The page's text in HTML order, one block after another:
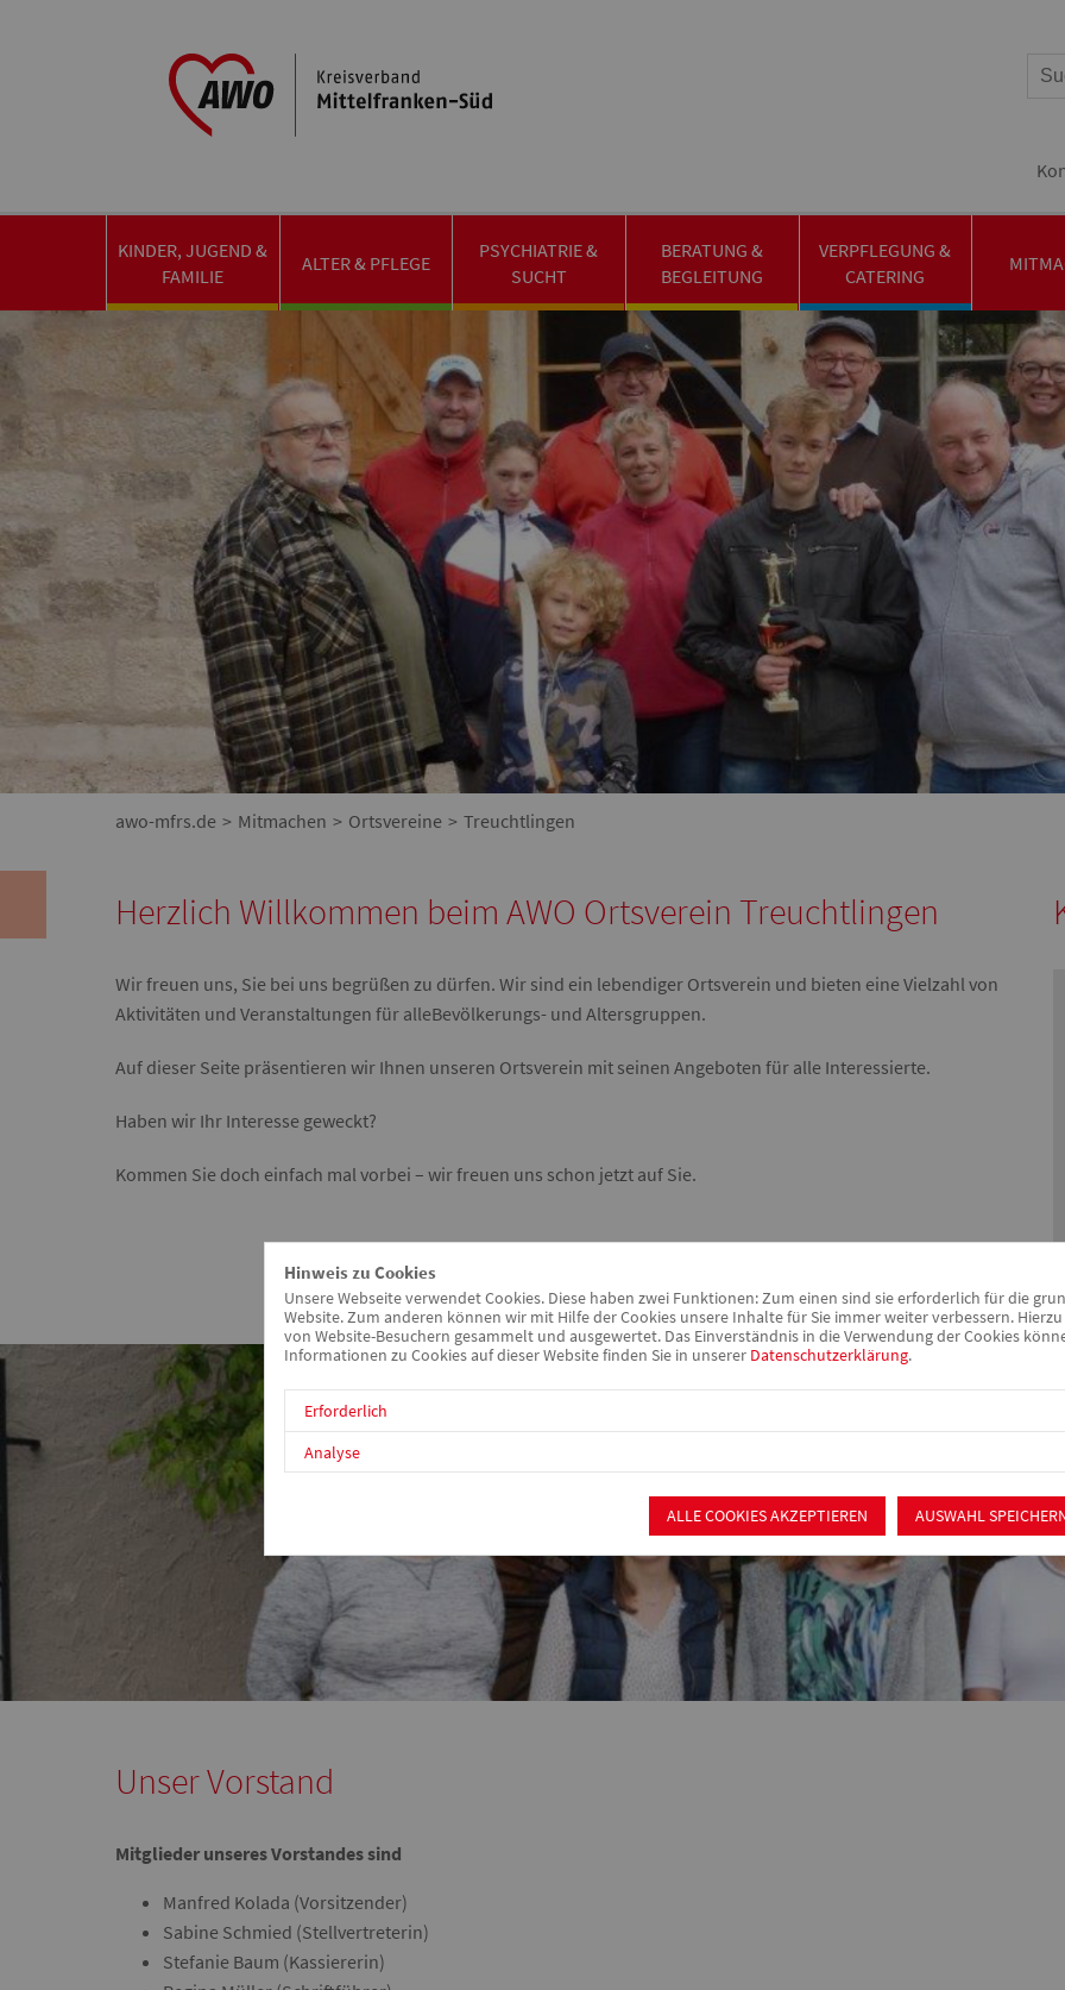
KINDER, JUGEND &
FAMILIE
ALTER & PFLEGE
PSYCHIATRIE &
SUCHT
BERATUNG &
BEGLEITUNG
VERPFLEGUNG &
CATERING
awo-mfrs.de Mitmachen Ortsvereine Treuchtlingen
Herzlich Willkommen beim AWO Ortsverein Treuchtlingen
Wir freuen uns, Sie bei uns begrüßen zu dürfen. Wir sind ein lebendiger Ortsverein und bieten eine Vielzahl von
Aktivitäten und Veranstaltungen für alleBevölkerungs- und Altersgruppen.
Auf dieser Seite präsentieren wir Ihnen unseren Ortsverein mit seinen Angeboten für alle Interessierte.
Haben wir Ihr Interesse geweckt?
Kommen Sie doch einfach mal vorbei – wir freuen uns schon jetzt auf Sie.
Unser Vorstand
Mitglieder unseres Vorstandes sind
Manfred Kolada (Vorsitzender)
Sabine Schmied (Stellvertreterin)
Stefanie Baum (Kassiererin)
Hinweis zu Cookies
Unsere Webseite verwendet Cookies. Diese haben zwei Funktionen: Zum einen sind sie erforderlich für die
Website. Zum anderen können wir mit Hilfe der Cookies unsere Inhalte für Sie immer weiter verbessern.
von Website-Besuchern gesammelt und ausgewertet. Das Einverständnis in die Verwendung der Cookies
Informationen zu Cookies auf dieser Website finden Sie in unserer Datenschutzerklärung.
Erforderlich
Analyse
AUSWAHL
ALLE COOKIES AKZEPTIEREN